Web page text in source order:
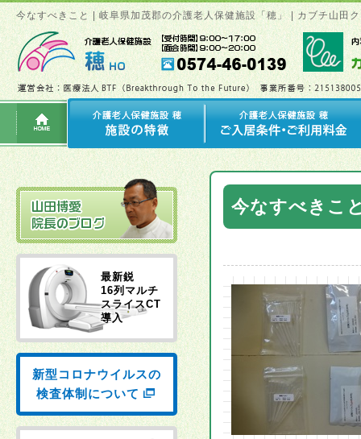
今なすべきこと | 岐阜県加茂郡の介護老人保健施設「穂」 | カブチ山田
今なすべきこ
最新鋭
16列マルチ
スライスCT
導入
新型コロナウイルスの
検査体制について